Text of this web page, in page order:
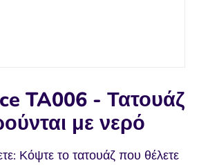
TA006 - Τατουάζ
με νερό
Κόψτε το τατουάζ που θέλετε